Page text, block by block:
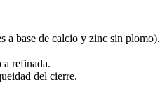
a base de calcio y zinc sin plomo).
refinada.
del cierre.